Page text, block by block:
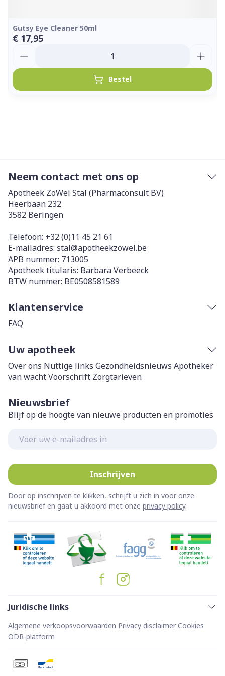
Gutsy Eye Cleaner 50ml
€ 17,95
Bestel
Neem contact met ons op
Apotheek ZoWel Stal (Pharmaconsult BV)
Heerbaan 232
3582 Beringen
Telefoon: +32 (0)11 45 21 61
E-mailadres: stal@apotheekzowel.be
APB nummer: 713005
Apotheek titularis: Barbara Verbeeck
BTW nummer: BE0508581589
Klantenservice
FAQ
Uw apotheek
Over ons Nuttige links Gezondheidsnieuws Apotheker
van wachtVoorschrift Zorgtarieven
Nieuwsbrief
Blijf op de hoogte van nieuwe producten en promoties
Inschrijven
Door op inschrijven te klikken, schrijft u zich in voor onze
nieuwsbrief en gaat u akkoord met onze privacy policy.
Juridische links
Algemene verkoopsvoorwaarden Privacy disclaimer Cookies
ODR-platform